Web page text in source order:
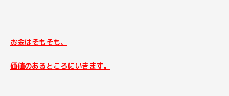
お金はそもそも、
価値のあるところにいきます。